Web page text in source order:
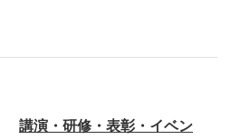
講演・研修・表彰・イベン